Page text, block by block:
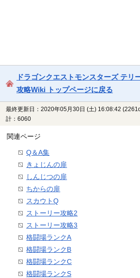
ドラゴンクエストモンスターズ テリ
攻略Wiki トップページに戻る
最終更新日：2020年05月30日 (土) 16:08:42
計：6060
関連ページ
Q＆A集
きょじんの扉
しんじつの扉
ちからの扉
スカウトQ
ストーリー攻略2
ストーリー攻略3
格闘場ランクA
格闘場ランクB
格闘場ランクC
格闘場ランクS